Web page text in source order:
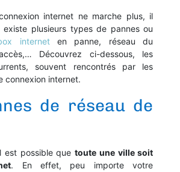
internet ne marche plus, il
existe plusieurs types de pannes ou
interneten panne, réseau du
Découvrez ci-dessous, les
souvent rencontrés par les
connexion internet.
de réseau de
est possible quetoute une ville soit
. En effet, peu importe votre